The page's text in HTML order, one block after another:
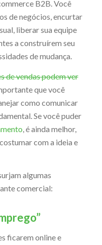
B2B. Você
de negócios, encurtar
liberar sua equipe
a construírem seu
de mudança.
de vendas podem ver
que você
como comunicar
Se você puder
, é ainda melhor,
com a ideia e
algumas
comercial:
ficarem online e